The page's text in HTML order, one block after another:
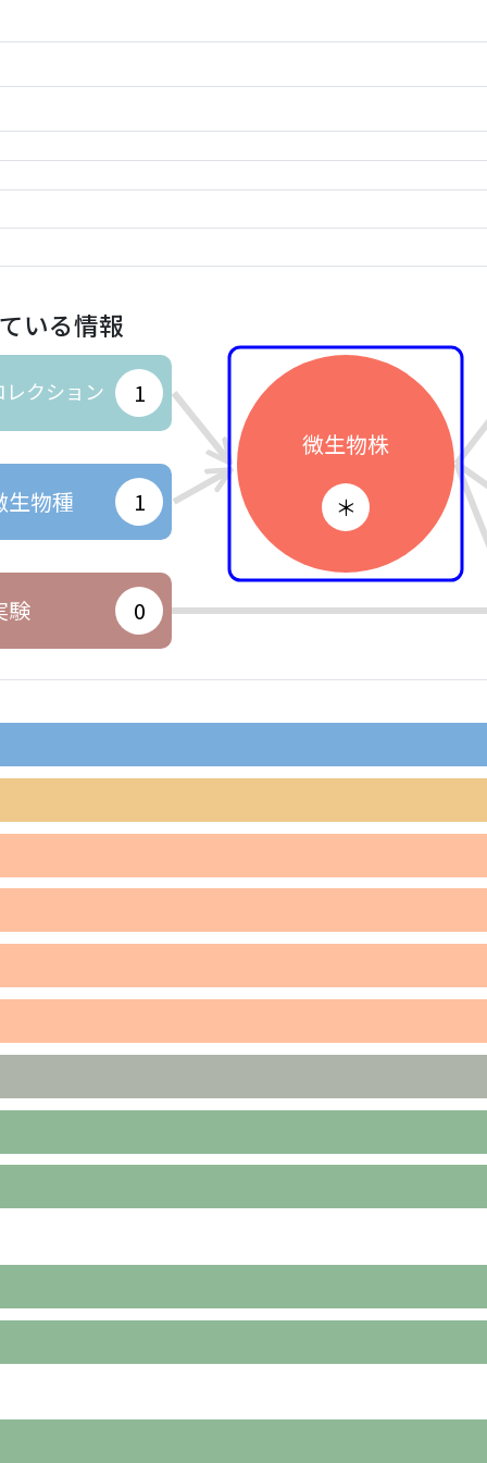
いる情報
レクション 1
生物種 1
験 0
微生物株
＊